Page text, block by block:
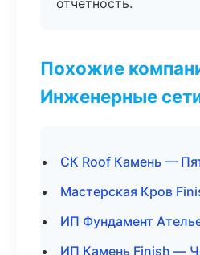
отчётность.
Похожие
Инженерные
СК Roof Камень —
Мастерская Кров
ИП Фундамент
ИП Камень Finish —